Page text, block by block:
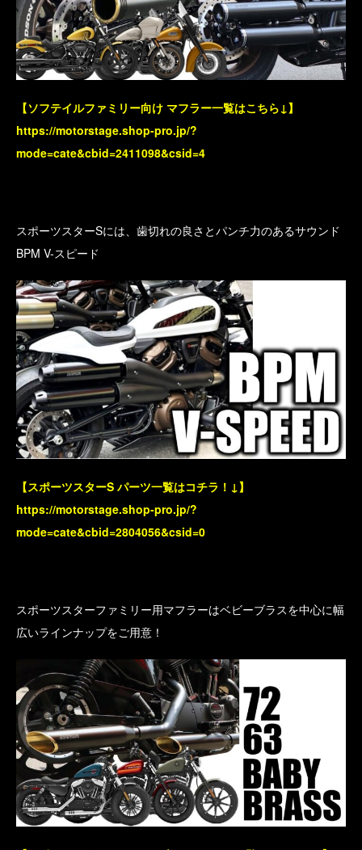
【ソフテイルファミリー向け マフラー一覧はこちら↓】
https://motorstage.shop-pro.jp/?
mode=cate&cbid=2411098&csid=4
スポーツスターSには、歯切れの良さとパンチ力のあるサウンド
BPM V-スピード
【スポーツスターS パーツ一覧はコチラ！↓】
https://motorstage.shop-pro.jp/?
mode=cate&cbid=2804056&csid=0
スポーツスターファミリー用マフラーはベビーブラスを中心に幅
広いラインナップをご用意！